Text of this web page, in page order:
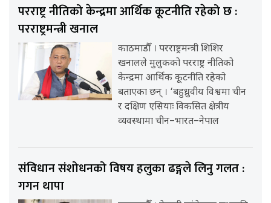
परराष्ट्र नीतिको केन्द्रमा आर्थिक कूटनीति रहेको छ :
परराष्ट्रमन्त्री खनाल
काठमाडौँ । परराष्ट्रमन्त्री शिशिर
खनालले मुलुकको परराष्ट्र नीतिको
केन्द्रमा आर्थिक कूटनीति रहेको
बताएका छन् । ‘बहुध्रुवीय विश्वमा चीन
र दक्षिण एसियाः विकसित क्षेत्रीय
व्यवस्थामा चीन–भारत–नेपाल
संविधान संशोधनको विषय हलुका ढङ्गले लिनु गलत :
गगन थापा